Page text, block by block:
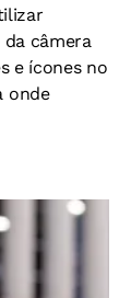
câmera
e ícones no
onde